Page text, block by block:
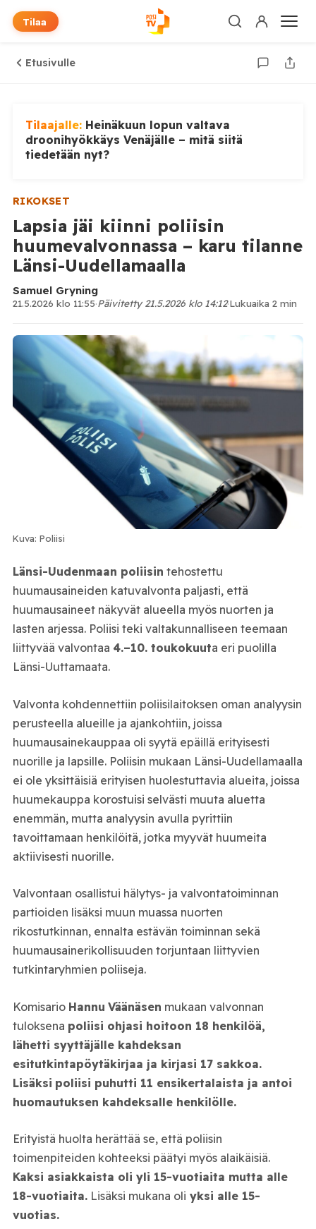
Tilaa
Etusivulle
Tilaajalle: Heinäkuun lopun valtava
droonihyökkäys Venäjälle – mitä siitä
tiedetään nyt?
RIKOKSET
Lapsia jäi kiinni poliisin
huumevalvonnassa – karu tilanne
Länsi-Uudellamaalla
Samuel Gryning
21.5.2026 klo 11:55·Päivitetty 21.5.2026 klo 14:12·Lukuaika 2 min
Kuva: Poliisi
Länsi-Uudenmaan poliisin tehostettu
huumausaineiden katuvalvonta paljasti, että
huumausaineet näkyvät alueella myös nuorten ja
lasten arjessa. Poliisi teki valtakunnalliseen teemaan
liittyvää valvontaa 4.–10. toukokuuta eri puolilla
Länsi-Uuttamaata.
Valvonta kohdennettiin poliisilaitoksen oman analyysin
perusteella alueille ja ajankohtiin, joissa
huumausainekauppaa oli syytä epäillä erityisesti
nuorille ja lapsille. Poliisin mukaan Länsi-Uudellamaalla
ei ole yksittäisiä erityisen huolestuttavia alueita, joissa
huumekauppa korostuisi selvästi muuta aluetta
enemmän, mutta analyysin avulla pyrittiin
tavoittamaan henkilöitä, jotka myyvät huumeita
aktiivisesti nuorille.
Valvontaan osallistui hälytys- ja valvontatoiminnan
partioiden lisäksi muun muassa nuorten
rikostutkinnan, ennalta estävän toiminnan sekä
huumausainerikollisuuden torjuntaan liittyvien
tutkintaryhmien poliiseja.
Komisario Hannu Väänäsen mukaan valvonnan
tuloksena poliisi ohjasi hoitoon 18 henkilöä,
lähetti syyttäjälle kahdeksan
esitutkintapöytäkirjaa ja kirjasi 17 sakkoa.
Lisäksi poliisi puhutti 11 ensikertalaista ja antoi
huomautuksen kahdeksalle henkilölle.
Erityistä huolta herättää se, että poliisin
toimenpiteiden kohteeksi päätyi myös alaikäisiä.
Kaksi asiakkaista oli yli 15-vuotiaita mutta alle
18-vuotiaita.Lisäksi mukana oli yksi alle 15-
vuotias.